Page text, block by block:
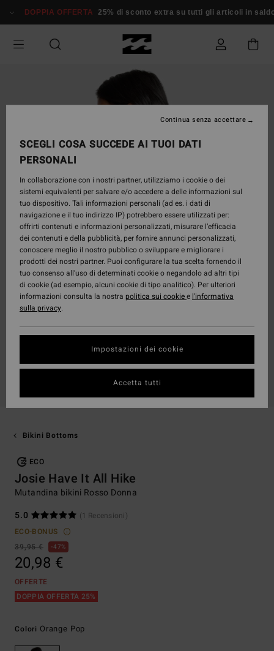
alle
prodotto
DOPPIA OFFERTA 25% di sconto extra su tutti gli articoli in saldo*
Bikini Bottoms
ECO
Josie Have It All Hike
Mutandina bikini Rosso Donna
5.0
(1 Recensioni)
ECO-BONUS
39,95 €
47%
20,98 €
OFFERTE
DOPPIA OFFERTA 25%
Colori Orange Pop
SCEGLI COSA SUCCEDE AI TUOI DATI
PERSONALI
In collaborazione con i nostri partner, utilizziamo i cookie o dei
sistemi equivalenti per salvare e/o accedere a delle informazioni sul
tuo dispositivo. Tali informazioni personali (ad es. i dati di
navigazione e il tuo indirizzo IP) potrebbero essere utilizzati per:
offrirti contenuti e informazioni personalizzati, misurare l’efficacia
dei contenuti e della pubblicità, per fornire annunci personalizzati,
conoscere meglio il nostro pubblico o sviluppare e migliorare i
prodotti dei nostri partner. Puoi configurare la tua scelta fornendo il
tuo consenso all’uso di determinati cookie o negandolo ad altri tipi
di cookie (ad esempio, alcuni cookie di tipo analitico). Per ulteriori
informazioni consulta la nostra politica sui cookiee l'informativa
sulla privacy.
Impostazioni dei cookie
Continua senza accettare
Accetta tutti